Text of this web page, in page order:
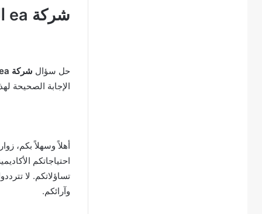
شركة ea اللي اشترتها pif السعودي مشهورة بلعبة ايش
حل سؤال شركة ea اللي اشترتها pif السعودي مشهورة بلعبة ايش
الإجابة الصحيحة
أهلاً وسهلاً بكم،
احتياجاتكم
تساؤلاتكم. لا
وآرائكم.